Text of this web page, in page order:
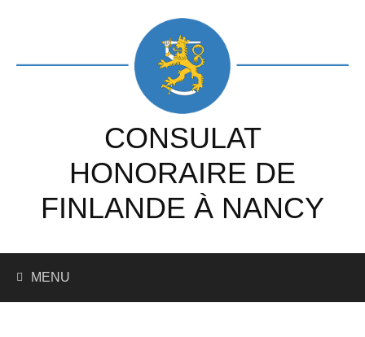
CONSULAT
HONORAIRE DE
FINLANDE À NANCY
MENU